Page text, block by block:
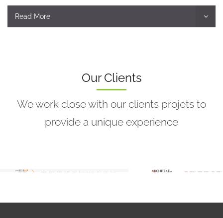
Read More
Our Clients
We work close with our clients projets to
provide a unique experience